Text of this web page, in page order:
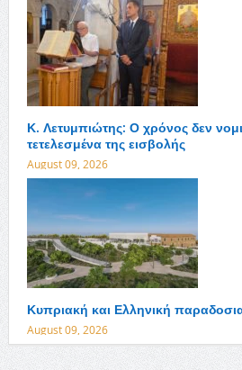
Κ. Λετυμπιώτης: Ο χρόνος δεν
τετελεσμένα της εισβολής
August 09, 2026
Κυπριακή και Ελληνική
August 09, 2026